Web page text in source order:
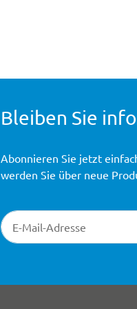
Bleiben Sie
Newsletter-Registrierung
Abonnieren Sie jetzt
werden Sie über neue